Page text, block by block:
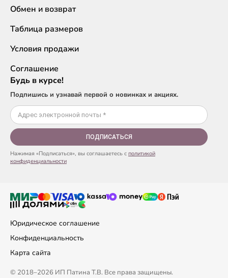
Обмен и возврат
Таблица размеров
Условия продажи
Соглашение
Будь в курсе!
Подпишись и узнавай первой о новинках и акциях.
ПОДПИСАТЬСЯ
Нажимая «Подписаться», вы соглашаетесь с политикой
конфиденциальности
Юридическое соглашение
Конфиденциальность
Карта сайта
© 2018–2026 ИП Патина Т.В. Все права защищены.